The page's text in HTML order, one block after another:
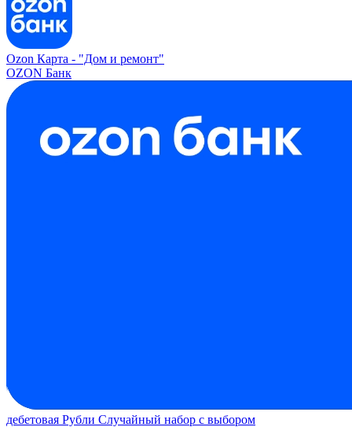
Ozon Карта - "Дом и ремонт"
OZON Банк
дебетовая Рубли Случайный набор с выбором